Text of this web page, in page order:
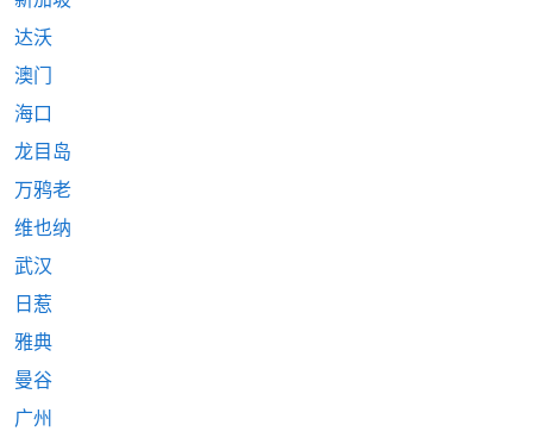
达沃
澳门
海口
龙目岛
万鸦老
维也纳
武汉
日惹
雅典
曼谷
广州